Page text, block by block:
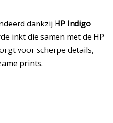
dankzij HP Indigo
inkt die samen met de HP
voor scherpe details,
prints.